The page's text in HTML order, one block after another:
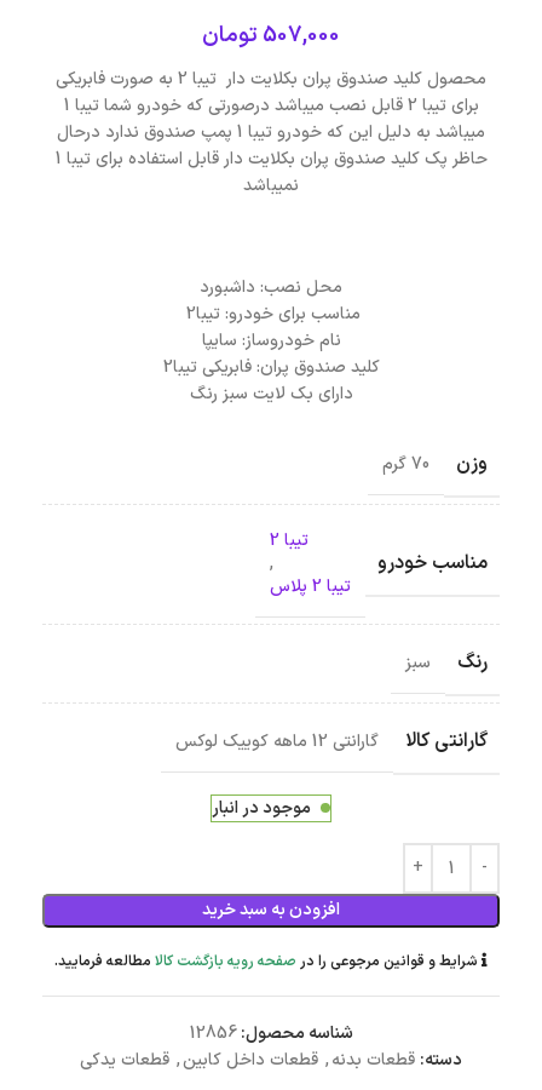
507,000 تومان
محصول کلید صندوق پران بکلایت دار تیبا 2 به صورت فابریکی
برای تیبا 2 قابل نصب میباشد درصورتی که خودرو شما تیبا 1
میباشد به دلیل این که خودرو تیبا 1 پمپ صندوق ندارد درحال
حاظر پک کلید صندوق پران بکلایت دار قابل استفاده برای تیبا 1
نمیباشد
محل نصب: داشبورد
مناسب برای خودرو:تیبا2
نام خودروساز: سایپا
کلید صندوق پران: فابریکی تیبا2
دارای بک لایت سبز رنگ
وزن 70 گرم
مناسب خودرو
تیبا 2
,
تیبا 2 پلاس
رنگ سبز
گارانتی کالا گارانتی 12 ماهه کوییک لوکس
موجود در انبار
افزودن به سبد خرید
شرایط و قوانین مرجوعی را در صفحه رویه بازگشت کالا مطالعه فرمایید.
شناسه محصول:12856
دسته: قطعات بدنه, قطعات داخل کابین, قطعات یدکی